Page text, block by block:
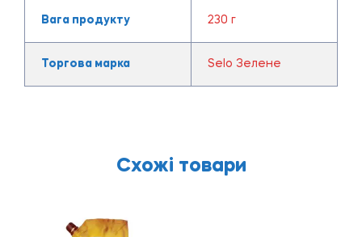
Вага продукту 230 г
Торгова марка Selo Зелене
Схожі товари